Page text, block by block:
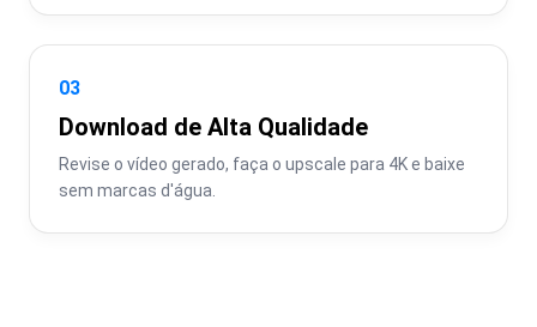
03
Download de Alta Qualidade
Revise o vídeo gerado, faça o upscale para 4K e baixe
sem marcas d'água.